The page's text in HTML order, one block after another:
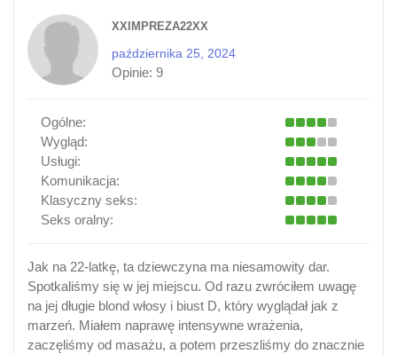
XXIMPREZA22XX
października 25, 2024
Opinie: 9
Ogólne:
Wygląd:
Usługi:
Komunikacja:
Klasyczny seks:
Seks oralny:
Jak na 22-latkę, ta dziewczyna ma niesamowity dar.
Spotkaliśmy się w jej miejscu. Od razu zwróciłem uwagę
na jej długie blond włosy i biust D, który wyglądał jak z
marzeń. Miałem naprawę intensywne wrażenia,
zaczęliśmy od masażu, a potem przeszliśmy do znacznie